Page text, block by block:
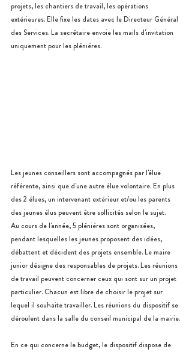
projets, les chantiers de travail, les opérations
extérieures. Elle fixe les dates avec le Directeur Général
des Services. La secrétaire envoie les mails d'invitation
uniquement pour les plénières.
Les jeunes conseillers sont accompagnés par l'élue
référente, ainsi que d'une autre élue volontaire. En plus
des 2 élues, un intervenant extérieur et/ou les parents
des jeunes élus peuvent être sollicités selon le sujet.
Au cours de l'année, 5 plénières sont organisées,
pendant lesquelles les jeunes proposent des idées,
débattent et décident des projets ensemble. Le maire
junior désigne des responsables de projets. Les réunions
de travail peuvent concerner ceux qui sont sur un projet
particulier. Chacun est libre de choisir le projet sur
lequel il souhaite travailler. Les réunions du dispositif se
déroulent dans la salle du conseil municipal de la mairie.
En ce qui concerne le budget, le dispositif dispose de